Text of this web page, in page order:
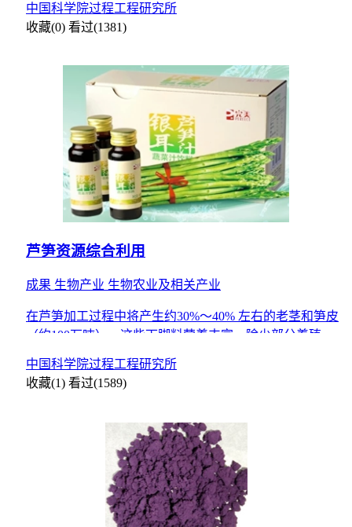
谢；提高学习记
中国科学院过程工程研究所
收藏(0) 看过(1381)
芦笋资源综合利用
成果 生物产业 生物农业及相关产业
在芦笋加工过程中将产生约30%～40% 左右的老茎和笋皮
（约100万吨），这些下脚料营养丰富，除少部分养殖业
浪
中国科学院过程工程研究所
收藏(1) 看过(1589)